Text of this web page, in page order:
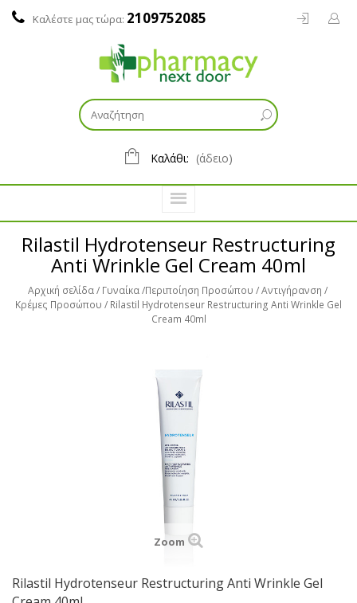
Καλέστε μας τώρα: 2109752085
Καλάθι: (άδειο)
Rilastil Hydrotenseur Restructuring
Anti Wrinkle Gel Cream 40ml
Αρχική σελίδα Γυναίκα Περιποίηση Προσώπου
Αντιγήρανση
Κρέμες Προσώπου
Rilastil Hydrotenseur Restructuring Anti Wrinkle Gel
Cream 40ml
Zoom
Rilastil Hydrotenseur Restructuring Anti Wrinkle Gel